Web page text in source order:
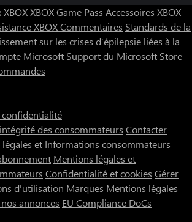
XBOXXBOX Game Pass Accessoires XBOX
XBOXCommentaires Standards de la
sur les crises d’épilepsie liées à la
Microsoft Support du Microsoft Store
confidentialité
des consommateurs Contacter
et Informations consommateurs
Mentions légales et
Confidentialité et cookies Gérer
d'utilisation Marques Mentions légales
annonces EU Compliance DoCs